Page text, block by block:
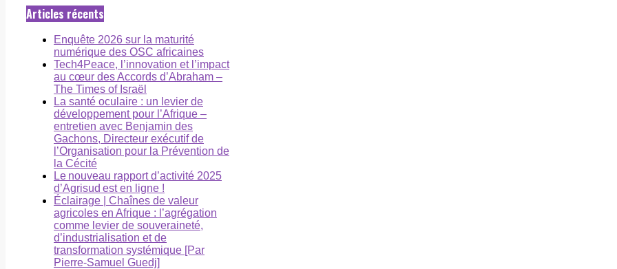
Articles récents
Enquête 2026 sur la maturité
numérique des OSC africaines
Tech4Peace, l’innovation et l’impact
au cœur des Accords d’Abraham –
The Times of Israël
La santé oculaire : un levier de
développement pour l’Afrique –
entretien avec Benjamin des
Gachons, Directeur exécutif de
l’Organisation pour la Prévention de
la Cécité
Le nouveau rapport d’activité 2025
d’Agrisud est en ligne !
Éclairage | Chaînes de valeur
agricoles en Afrique : l’agrégation
comme levier de souveraineté,
d’industrialisation et de
transformation systémique [Par
Pierre-Samuel Guedj]